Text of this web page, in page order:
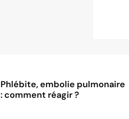
Phlébite, embolie pulmonaire
: comment réagir ?